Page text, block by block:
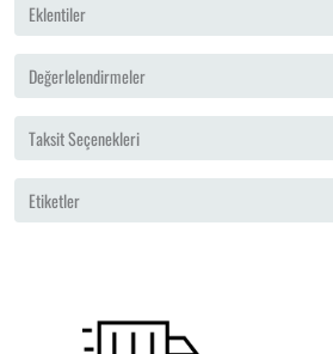
Eklentiler
Değerlelendirmeler
Taksit Seçenekleri
Etiketler